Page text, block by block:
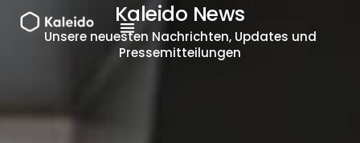
Zum
Inhalt
Kaleido News
Unsere neuesten Nachrichten, Updates und
Pressemitteilungen